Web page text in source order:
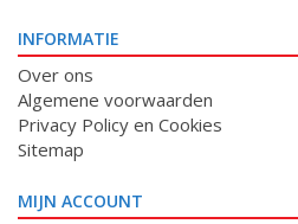
INFORMATIE
Over ons
Algemene voorwaarden
Privacy Policy en Cookies
Sitemap
MIJN ACCOUNT